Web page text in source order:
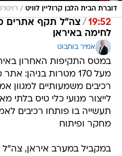
דוברת הבית הלבן קרוליין לוויט /
19:52
/ צה"ל תקף אתרים
לחימה באיראן
אמיר בוחבוט
במטס התקיפות האחרון
מעל 170 מטרות בניהן:
רכיבים משמעותיים למגוון
לייצור מנועי כלי טיס בלתי
תעשייה בו פותחו רכיבים
מחקר ופיתוח
במקביל במערב איראן,